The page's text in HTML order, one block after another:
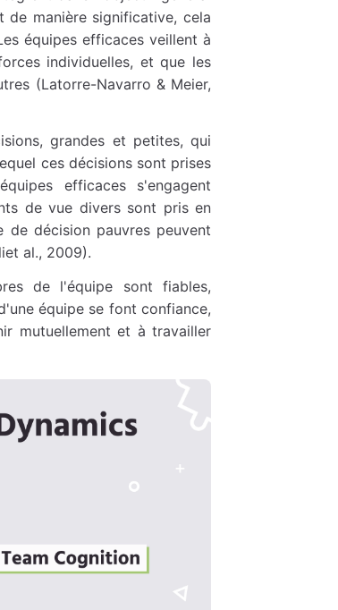
de manière significative, cela
équipes efficaces veillent à
individuelles, et que les
(Latorre-Navarro & Meier,
grandes et petites, qui
ces décisions sont prises
efficaces s'engagent
de vue divers sont pris en
décision pauvres peuvent
al., 2009).
de l'équipe sont fiables,
équipe se font confiance,
mutuellement et à travailler